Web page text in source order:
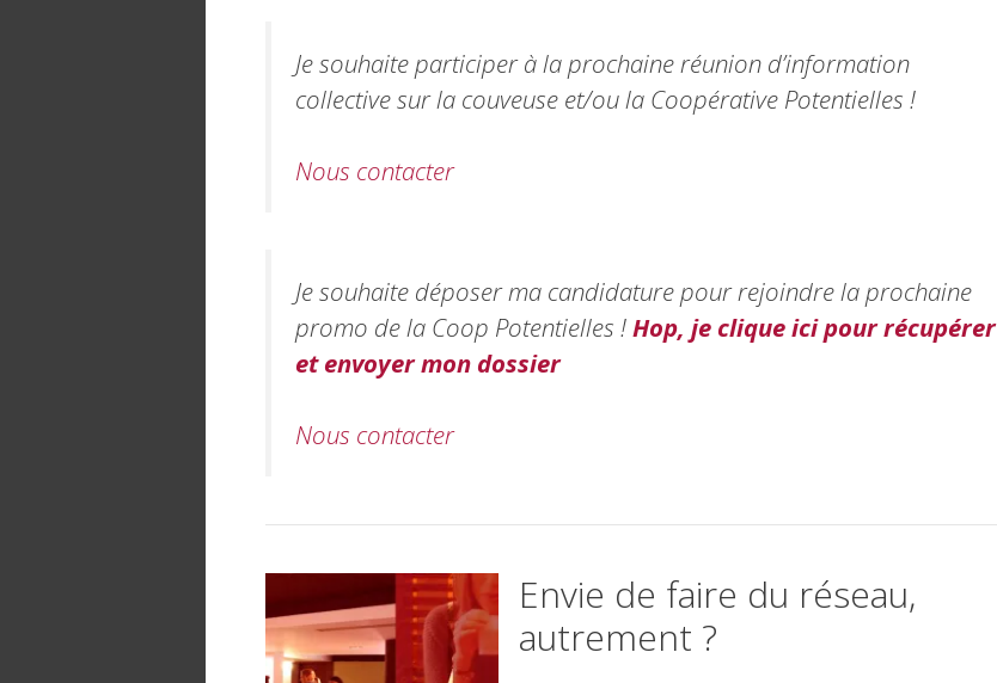
Je souhaite participer à la prochaine réunion d’information
collective sur la couveuse et/ou la Coopérative Potentielles !
Nous contacter
Je souhaite déposer ma candidature pour rejoindre la prochaine
promo de la Coop Potentielles !Hop, je clique ici pour récupérer
et envoyer mon dossier
Nous contacter
Envie de faire du réseau,
autrement ?